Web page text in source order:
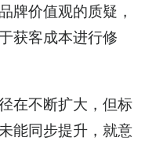
牌价值观的质疑，
获客成本进行修
在不断扩大，但标
能同步提升，就意